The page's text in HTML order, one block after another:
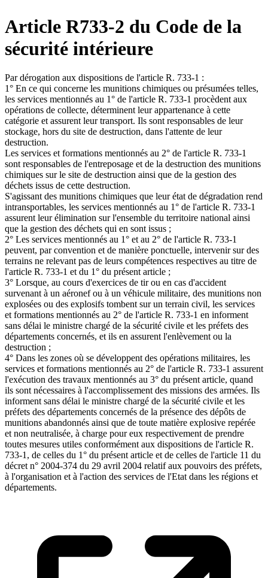
Article R733-2 du Code de la
sécurité intérieure
Par dérogation aux dispositions de l'article R. 733-1 :
1° En ce qui concerne les munitions chimiques ou présumées telles,
les services mentionnés au 1° de l'article R. 733-1 procèdent aux
opérations de collecte, déterminent leur appartenance à cette
catégorie et assurent leur transport. Ils sont responsables de leur
stockage, hors du site de destruction, dans l'attente de leur
destruction.
Les services et formations mentionnés au 2° de l'article R. 733-1
sont responsables de l'entreposage et de la destruction des munitions
chimiques sur le site de destruction ainsi que de la gestion des
déchets issus de cette destruction.
S'agissant des munitions chimiques que leur état de dégradation rend
intransportables, les services mentionnés au 1° de l'article R. 733-1
assurent leur élimination sur l'ensemble du territoire national ainsi
que la gestion des déchets qui en sont issus ;
2° Les services mentionnés au 1° et au 2° de l'article R. 733-1
peuvent, par convention et de manière ponctuelle, intervenir sur des
terrains ne relevant pas de leurs compétences respectives au titre de
l'article R. 733-1 et du 1° du présent article ;
3° Lorsque, au cours d'exercices de tir ou en cas d'accident
survenant à un aéronef ou à un véhicule militaire, des munitions non
explosées ou des explosifs tombent sur un terrain civil, les services
et formations mentionnés au 2° de l'article R. 733-1 en informent
sans délai le ministre chargé de la sécurité civile et les préfets des
départements concernés, et ils en assurent l'enlèvement ou la
destruction ;
4° Dans les zones où se développent des opérations militaires, les
services et formations mentionnés au 2° de l'article R. 733-1 assurent
l'exécution des travaux mentionnés au 3° du présent article, quand
ils sont nécessaires à l'accomplissement des missions des armées. Ils
informent sans délai le ministre chargé de la sécurité civile et les
préfets des départements concernés de la présence des dépôts de
munitions abandonnés ainsi que de toute matière explosive repérée
et non neutralisée, à charge pour eux respectivement de prendre
toutes mesures utiles conformément aux dispositions de l'article R.
733-1, de celles du 1° du présent article et de celles de l'article 11 du
décret n° 2004-374 du 29 avril 2004 relatif aux pouvoirs des préfets,
à l'organisation et à l'action des services de l'Etat dans les régions et
départements.